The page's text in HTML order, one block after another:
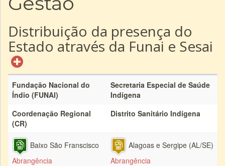
Distribuição da presença do
Estado através da Funai e Sesai
Fundação Nacional do
Índio (FUNAI)
Secretaria Especial de Saúde
Indígena
Coordenação Regional
(CR)
Distrito Sanitário Indígena
Baixo São Franscisco
Abrangência
Alagoas e Sergipe (AL/SE)
Abrangência